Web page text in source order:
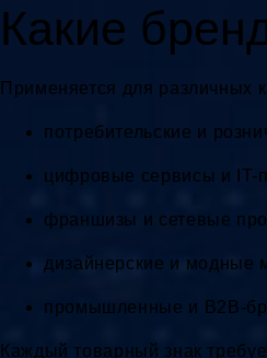
Какие
Применяется для различных
потребительские и
цифровые сервисы и IT-
франшизы и сетевые
дизайнерские и модные
промышленные и B2B-
Каждый товарный знак